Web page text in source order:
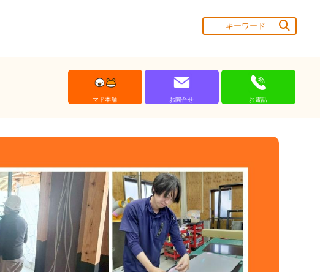
マド本舗 お問合せ お電話